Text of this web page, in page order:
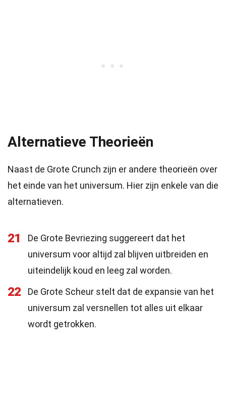
Alternatieve Theorieën
Naast de Grote Crunch zijn er andere theorieën over
het einde van het universum. Hier zijn enkele van die
alternatieven.
21
De Grote Bevriezing suggereert dat het
universum voor altijd zal blijven uitbreiden en
uiteindelijk koud en leeg zal worden.
22
De Grote Scheur stelt dat de expansie van het
universum zal versnellen tot alles uit elkaar
wordt getrokken.